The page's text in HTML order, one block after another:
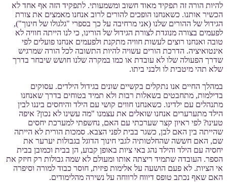
להיות הורה זה תפקיד מאוד חשוב ומשמעותי. לתפקיד הזה אף אחד לא
הכשיר אותנו. כשאנחנו הופכים להורים לרוב אנחנו מאמצים את צורת
הגידול של ההורים שלנו (אני מרחיבה על כך בספרי "גלגולו של חינוך"),
לפעמים בצורה מנוגדת לצורת הגידול של הורינו, כי לנו הייתה חוויה לא
טובה ואנחנו רוצים לעשות חוויה מתקנת ולפעמים אנחנו פועלים לפי
אינטואיציה. הדרכת הורים עשויה להיות התשובה לכל הורה שמרגיש
שדרך הפעולה שלו לא עובדת או כמו במקרה שלנו חושש שיבחר בדרך
שלא תהי מיטבית לו ולבני ביתו.
במהלך החיים אנו נתקלים בקשיים שונים בגידול הילדים. עסוקים
בדילמות, מתחבטים בשאלות רבות ולא תמיד בטוחים בדרך שאנחנו
מתנהלים עם ילדינו. כשאנחנו חווים קושי עם הילד והיחסים ביננו לבין
הילד מתערערים אנחנו שואלים את עצמנו "מה עשינו לא נכון? איפה
טעינו? לפי ראיון קצר שערכתי עם האם, נחשפתי למערכת יחסים
שהייתה בין האם לבן, כשגר בבית לפני הצבא. סמכות הורית לא הייתה
שם, האם חששה שהחלטותיה לגבי חינוך הדוגל בגבולות יערער את
יחסיה עם הילד והילד נהג באי ציות באופן קבוע, הן בבית וכמובן בבית
הספר. העובדה שתמיד ריצתה אותו ומעולם לא שמה גבולות רק חיזק את
אי הציות. לא פעם הושעה על אלימות פיזית, חוסר כבוד למורה וסיפרה
האם שאף נכתב טופס דיווח לרווחה על נשירה מהלימודים.